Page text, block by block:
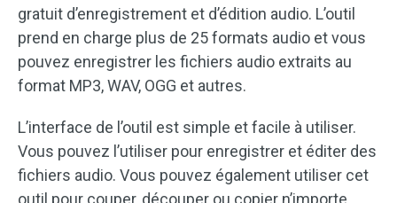
gratuit d’enregistrement et d’édition audio. L’outil
prend en charge plus de 25 formats audio et vous
pouvez enregistrer les fichiers audio extraits au
format MP3, WAV, OGG et autres.
L’interface de l’outil est simple et facile à utiliser.
Vous pouvez l’utiliser pour enregistrer et éditer des
fichiers audio. Vous pouvez également utiliser cet
outil pour couper, découper ou copier n’importe